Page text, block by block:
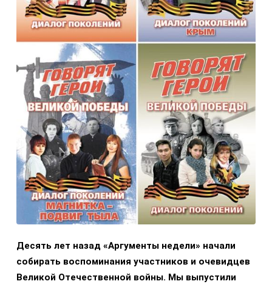
Десять лет назад «Аргументы недели» начали
собирать воспоминания участников и очевидцев
Великой Отечественной войны. Мы выпустили